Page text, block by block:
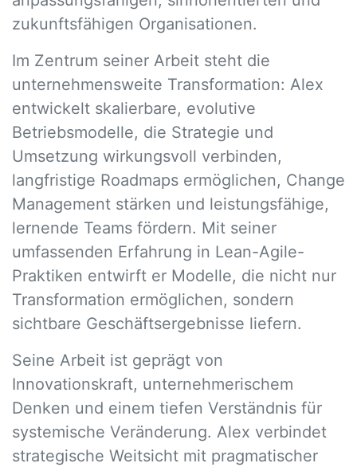
zukunftsfähigen Organisationen.
Im Zentrum seiner Arbeit steht die
unternehmensweite Transformation: Alex
entwickelt skalierbare, evolutive
Betriebsmodelle, die Strategie und
Umsetzung wirkungsvoll verbinden,
langfristige Roadmaps ermöglichen, Change
Management stärken und leistungsfähige,
lernende Teams fördern. Mit seiner
umfassenden Erfahrung in Lean-Agile-
Praktiken entwirft er Modelle, die nicht nur
Transformation ermöglichen, sondern
sichtbare Geschäftsergebnisse liefern.
Seine Arbeit ist geprägt von
Innovationskraft, unternehmerischem
Denken und einem tiefen Verständnis für
systemische Veränderung. Alex verbindet
strategische Weitsicht mit pragmatischer